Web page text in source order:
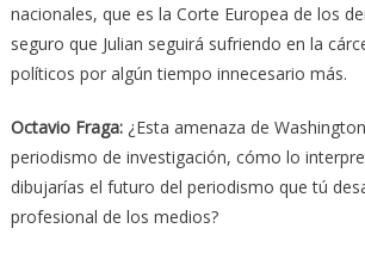
nacionales, que es la Corte Europea de los
seguro que Julian seguirá sufriendo en la
políticos por algún tiempo innecesario más.
Octavio Fraga:¿Esta amenaza de
periodismo de investigación, cómo lo
dibujarías el futuro del periodismo que tú
profesional de los medios?